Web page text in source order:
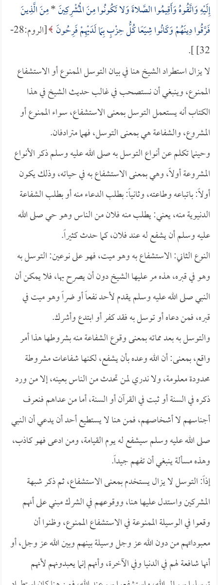
إِلَيْهِ وَاتَّقُوهُ وَأَقِيمُوا الصَّلاةَ وَلا تَكُونُوا مِنَ الْمُشْرِكِينَ*مِنَ الَّذِينَ
فَرَّقُوا دِينَهُمْ وَكَانُوا شِيَعًا كُلُّ حِزْبٍ بِمَا لَدَيْهِمْ فَرِحُونَ
[الروم:28-
32] ].
لا يزال استطراد الشيخ هنا في بيان التوسل الممنوع أو الاستشفاع
الممنوع، وينبغي أن نستصحب في غالب حديث الشيخ في هذا
الكتاب أنه يستعمل التوسل بمعنى الاستشفاع، سواء الممنوع أو
المشروع، والشفاعة هي بمعنى التوسل، فهما مترادفان.
وحينما تكلم عن أنواع التوسل به صلى الله عليه وسلم ذكر الأنواع
المشروعة أولاً، وهي بمعنى الاستشفاع به في حياته، وذلك يكون
أولاً: باتباعه وطاعته، وثانياً: بطلب الدعاء منه أو بطلب الشفاعة
الدنيوية منه، يعني: يطلب منه فلان من الناس وهو حي صلى الله
عليه وسلم أن يشفع له عند فلان، كما حدث كثيراً.
النوع الثاني: الاستشفاع به وهو ميت، فهو على نوعين: التوسل به
وهو في قبره، هذه مر عليها الشيخ دون أن يصرح بها، فلا يمكن أن
النبي صلى الله عليه وسلم يقدم لأحد نفعاً أو ضراً وهو ميت في
قبره، فمن دعاه أو توسل به فقد كفر أو ابتدع وأشرك.
والتوسل به بعد مماته بمعنى وقوع الشفاعة منه بشروطها هذا أمر
واقع، بمعنى: أن الله وعده بأن يشفع، لكنها شفاعات مشروطة
محدودة معلومة، ولا ندري لمن تحدث من الناس بعينه، إلا من ورد
ذكره في السنة أو ثبت في القرآن أو السنة، أما من عداهم فنعرف
أجناسهم لا أشخاصهم، فمن هنا لا يستطيع أحد أن يدعي أن النبي
صلى الله عليه وسلم سيشفع له يوم القيامة، ومن ادعى فهو كاذب،
وهذه مسألة ينبغي أن تفهم جيداً.
إذاً: التوسل لا يزال يستخدم بمعنى الاستشفاع، ثم ذكر شبهة
المشركين واستدل عليها هنا، ووقوعهم في الشرك مبني على أنهم
وقعوا في الوسيلة الممنوعة في الاستشفاع الممنوع، وظنوا أن
معبوداتهم من دون الله عز وجل وسيلة بينهم وبين الله عز وجل، أو
أنها شافعة لهم في الدنيا وفي الآخرة، وأنهم إنما يعبدونهم لأنهم